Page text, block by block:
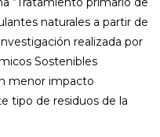
naturales a partir de
realizada por
Sostenibles
menor impacto
tipo de residuos de la